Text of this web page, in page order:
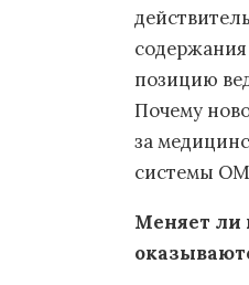
позицию
Почему
за
системы
Меняет ли